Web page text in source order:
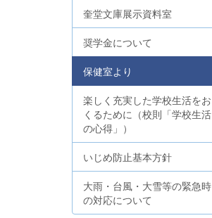
奎堂文庫展示資料室
奨学金について
保健室より
楽しく充実した学校生活をお
くるために（校則「学校生活
の心得」）
いじめ防止基本方針
大雨・台風・大雪等の緊急時
の対応について